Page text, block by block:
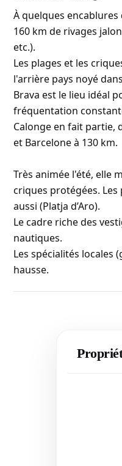
À quelques
160 km de rivages
etc.).
Les plages et les
l'arrière pays noyé
Brava est le lieu idéal
fréquentation
Calonge en fait partie,
et Barcelone à 130 km.
Très animée l'été, elle
criques protégées. Les
aussi (Platja d’Aro).
Le cadre riche des
nautiques.
Les spécialités locales
hausse.